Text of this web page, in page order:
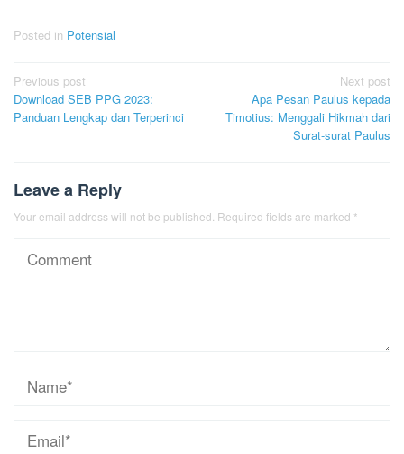
Posted in Potensial
Post
navigation
Previous post
Download SEB PPG 2023:
Panduan Lengkap dan Terperinci
Next post
Apa Pesan Paulus kepada
Timotius: Menggali Hikmah dari
Surat-surat Paulus
Leave a Reply
Your email address will not be published. Required fields are marked *